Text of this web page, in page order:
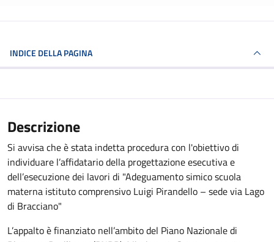
INDICE DELLA PAGINA
Descrizione
Si avvisa che è stata indetta procedura con l'obiettivo di
individuare l’affidatario della progettazione esecutiva e
dell’esecuzione dei lavori di "Adeguamento simico scuola
materna istituto comprensivo Luigi Pirandello – sede via Lago
di Bracciano"
L’appalto è finanziato nell’ambito del Piano Nazionale di